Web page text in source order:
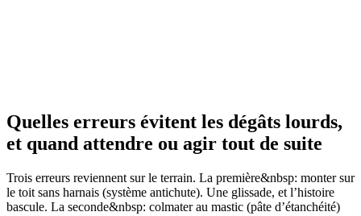
Quelles erreurs évitent les dégâts lourds,
et quand attendre ou agir tout de suite
Trois erreurs reviennent sur le terrain. La première&nbsp: monter sur
le toit sans harnais (système antichute). Une glissade, et l’histoire
bascule. La seconde&nbsp: colmater au mastic (pâte d’étanchéité)